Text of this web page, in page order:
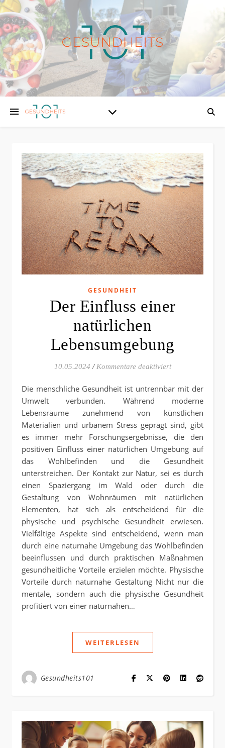
GESUNDHEIT
Der Einfluss einer
natürlichen
Lebensumgebung
10.05.2024 / Kommentare deaktiviertfür Der Einfluss
Die menschliche Gesundheit ist untrennbar mit der
Umwelt verbunden. Während moderne
Lebensräume zunehmend von künstlichen
Materialien und urbanem Stress geprägt sind, gibt
es immer mehr Forschungsergebnisse, die den
positiven Einfluss einer natürlichen Umgebung auf
das Wohlbefinden und die Gesundheit
unterstreichen. Der Kontakt zur Natur, sei es durch
einen Spaziergang im Wald oder durch die
Gestaltung von Wohnräumen mit natürlichen
Elementen, hat sich als entscheidend für die
physische und psychische Gesundheit erwiesen.
Vielfältige Aspekte sind entscheidend, wenn man
durch eine naturnahe Umgebung das Wohlbefinden
beeinflussen und durch praktischen Maßnahmen
gesundheitliche Vorteile erzielen möchte. Physische
Vorteile durch naturnahe Gestaltung Nicht nur die
mentale, sondern auch die physische Gesundheit
profitiert von einer naturnahen…
WEITERLESEN
Gesundheits101